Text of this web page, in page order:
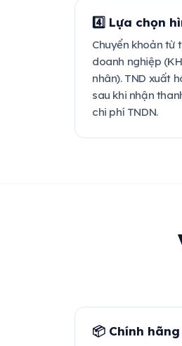
4️⃣ Lựa chọn
Chuyển khoản từ
doanh nghiệp
nhân). TND xuất
sau khi nhận
chi phí TNDN.
📦 Chính